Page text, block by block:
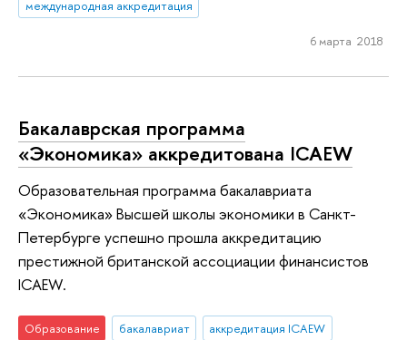
международная аккредитация
6 марта 2018
Бакалаврская программа
«Экономика» аккредитована ICAEW
Образовательная программа бакалавриата
«Экономика» Высшей школы экономики в Санкт-
Петербурге успешно прошла аккредитацию
престижной британской ассоциации финансистов
ICAEW.
Образование бакалавриат
аккредитация ICAEW